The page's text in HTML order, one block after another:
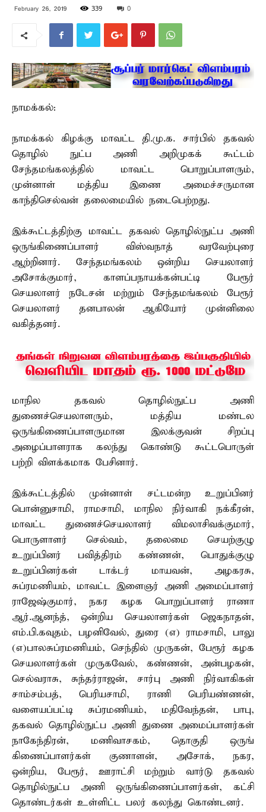
February 26, 2019 339 0
நாமக்கல்:
நாமக்கல் கிழக்கு மாவட்ட தி.மு.க. சார்பில் தகவல்
தொழில் நுட்ப அணி அறிமுகக் கூட்டம்
சேந்தமங்கலத்தில் மாவட்ட பொறுப்பாளரும்,
முன்னாள் மத்திய இணை அமைச்சருமான
காந்திசெல்வன் தலைமையில் நடைபெற்றது.
இக்கூட்டத்திற்கு மாவட்ட தகவல் தொழில்நுட்ப அணி
ஒருங்கிணைப்பாளர் விஸ்வநாத் வரவேற்புரை
ஆற்றினார். சேந்தமங்கலம் ஒன்றிய செயலாளர்
அசோக்குமார், காளப்பநாயக்கன்பட்டி பேரூர்
செயலாளர் நடேசன் மற்றும் சேந்தமங்கலம் பேரூர்
செயலாளர் தனபாலன் ஆகியோர் முன்னிலை
வகித்தனர்.
மாநில தகவல் தொழில்நுட்ப அணி
துணைச்செயலாளரும், மத்திய மண்டல
ஒருங்கிணைப்பாளருமான இலக்குவன் சிறப்பு
அழைப்பாளராக கலந்து கொண்டு கூட்டபொருள்
பற்றி விளக்கமாக பேசினார்.
இக்கூட்டத்தில் முன்னாள் சட்டமன்ற உறுப்பினர்
பொன்னுசாமி, ராமசாமி, மாநில நிர்வாகி நக்கீரன்,
மாவட்ட துணைச்செயலாளர் விமலாசிவக்குமார்,
பொருளாளர் செல்வம், தலைமை செயற்குழு
உறுப்பினர் பவித்திரம் கண்ணன், பொதுக்குழு
உறுப்பினர்கள் டாக்டர் மாயவன், அழகரசு,
சுப்ரமணியம், மாவட்ட இளைஞர் அணி அமைப்பாளர்
ராஜேஷ்குமார், நகர கழக பொறுப்பாளர் ராணா
ஆர்.ஆனந்த், ஒன்றிய செயலாளர்கள் ஜெகநாதன்,
எம்.பி.கவுதம், பழனிவேல், துரை (எ) ராமசாமி, பாலு
(எ)பாலசுப்ரமணியம், செந்தில் முருகன், பேரூர் கழக
செயலாளர்கள் முருகவேல், கண்ணன், அன்பழகன்,
செல்வராசு, சுந்தர்ராஜன், சார்பு அணி நிர்வாகிகள்
சாம்சம்பத், பெரியசாமி, ராணி பெரியண்ணன்,
வளையப்பட்டி சுப்ரமணியம், மதிவேந்தன், பாபு,
தகவல் தொழில்நுட்ப அணி துணை அமைப்பாளர்கள்
நாகேந்திரன், மணிவாசகம், தொகுதி ஒருங்
கிணைப்பாளர்கள் குணாளன், அசோக், நகர,
ஒன்றிய, பேரூர், ஊராட்சி மற்றும் வார்டு தகவல்
தொழில்நுட்ப அணி ஒருங்கிணைப்பாளர்கள், கட்சி
தொண்டர்கள் உள்ளிட்ட பலர் கலந்து கொண்டனர்.